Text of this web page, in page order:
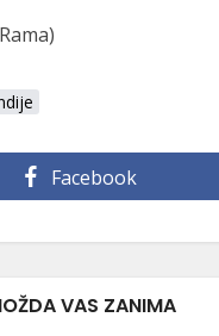
Facebook
VAS ZANIMA